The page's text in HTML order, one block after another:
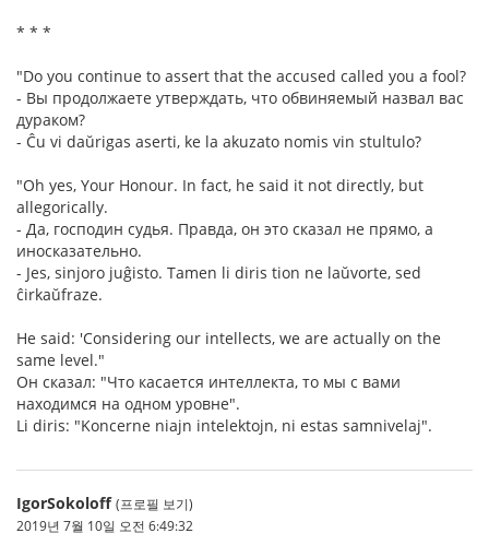
* * *
"Do you continue to assert that the accused called you a fool?
- Вы продолжаете утверждать, что обвиняемый назвал вас
дураком?
- Ĉu vi daŭrigas aserti, ke la akuzato nomis vin stultulo?
"Oh yes, Your Honour. In fact, he said it not directly, but
allegorically.
- Да, господин судья. Правда, он это сказал не прямо, а
иносказательно.
- Jes, sinjoro juĝisto. Tamen li diris tion ne laŭvorte, sed
ĉirkaŭfraze.
He said: 'Considering our intellects, we are actually on the
same level."
Он сказал: "Что касается интеллекта, то мы с вами
находимся на одном уровне".
Li diris: "Koncerne niajn intelektojn, ni estas samnivelaj".
IgorSokoloff (프로필 보기)
2019년 7월 10일 오전 6:49:32